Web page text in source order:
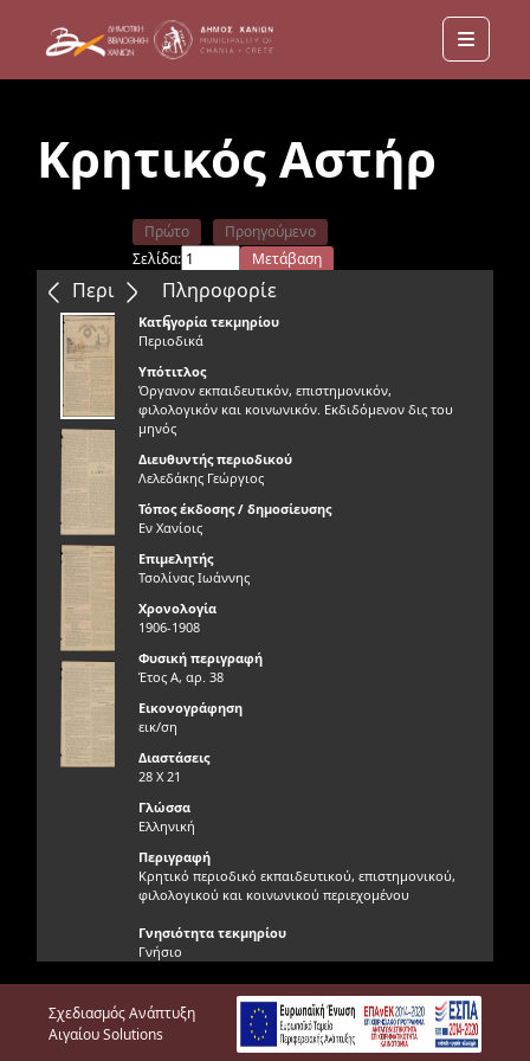
Menu
Κρητικός Αστήρ
Περιεχόμενα
Πρώτο
Προηγούμενο
Σελίδα:
Μετάβαση
Επόμενο
Τελευταίο
Πληροφορίε
ς
Κατηγορία τεκμηρίου
Περιοδικά
Υπότιτλος
Όργανον εκπαιδευτικόν, επιστημονικόν,
φιλολογικόν και κοινωνικόν. Εκδιδόμενον δις του
μηνός
Διευθυντής περιοδικού
Λελεδάκης Γεώργιος
Τόπος έκδοσης / δημοσίευσης
Εν Χανίοις
Επιμελητής
Τσολίνας Ιωάννης
Χρονολογία
1906-1908
Φυσική περιγραφή
Έτος Α, αρ. 38
Εικονογράφηση
εικ/ση
Διαστάσεις
28 Χ 21
Γλώσσα
Ελληνική
Περιγραφή
Κρητικό περιοδικό εκπαιδευτικού, επιστημονικού,
φιλολογικού και κοινωνικού περιεχομένου
Γνησιότητα τεκμηρίου
Γνήσιο
Φυσική κατάσταση τεκμηρίου
Κακή
Προέλευση τεκμηρίου
Δωρεά Αντωνίου Μάλμου
Σχεδιασμός Ανάπτυξη
Αιγαίου Solutions